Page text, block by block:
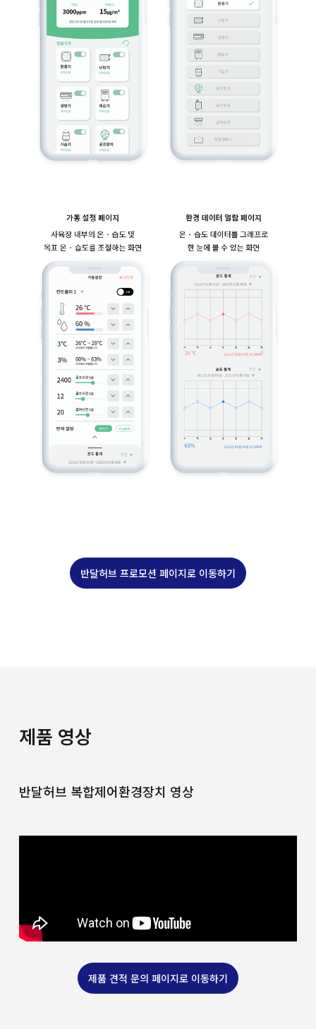
반달허브 프로모션 페이지로 이동하기
제품 영상
반달허브 복합제어환경장치 영상
제품 견적 문의 페이지로 이동하기